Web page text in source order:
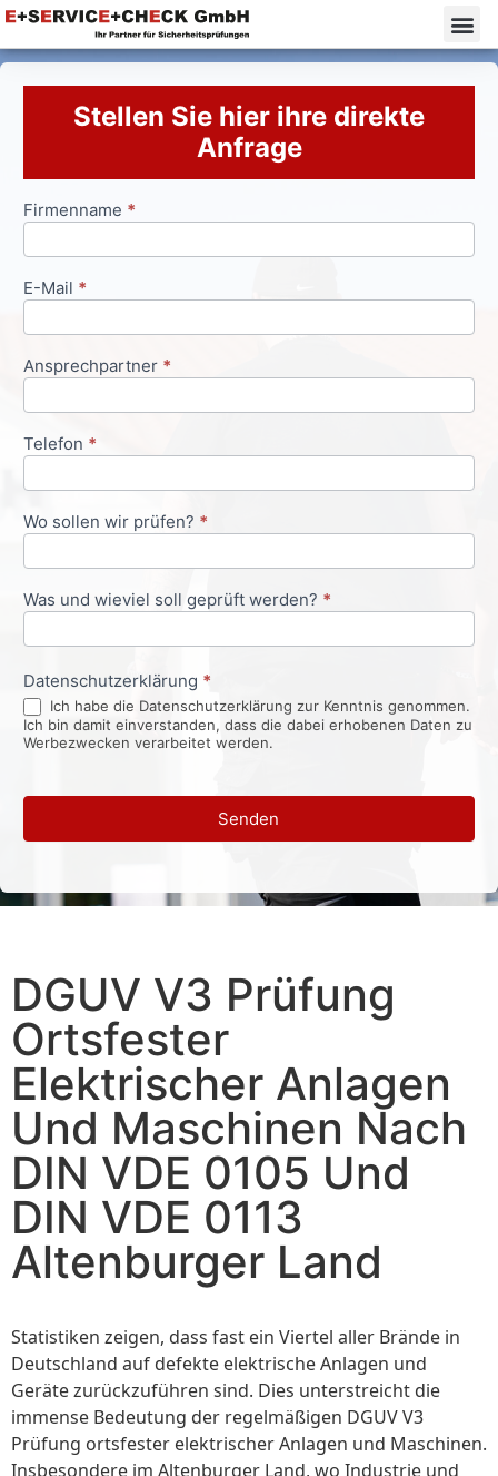
Stellen Sie hier ihre direkte
Anfrage
Anfrageformular
Firmenname *
E-Mail *
Ansprechpartner *
Telefon *
Wo sollen wir prüfen? *
Was und wieviel soll geprüft werden? *
Datenschutzerklärung *
Ich habe die Datenschutzerklärung zur Kenntnis genommen.
Ich bin damit einverstanden, dass die dabei erhobenen Daten zu
Werbezwecken verarbeitet werden.
Senden
DGUV V3 Prüfung
Ortsfester
Elektrischer Anlagen
Und Maschinen Nach
DIN VDE 0105 Und
DIN VDE 0113
Altenburger Land
Statistiken zeigen, dass fast ein Viertel aller Brände in
Deutschland auf defekte elektrische Anlagen und
Geräte zurückzuführen sind. Dies unterstreicht die
immense Bedeutung der regelmäßigen DGUV V3
Prüfung ortsfester elektrischer Anlagen und Maschinen.
Insbesondere im Altenburger Land, wo Industrie und